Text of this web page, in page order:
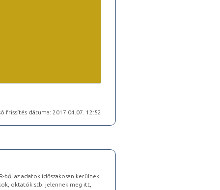
frissítés dátuma: 2017.04.07. 12:52
ből az adatok időszakosan kerülnek
oktatók stb. jelennek meg itt,